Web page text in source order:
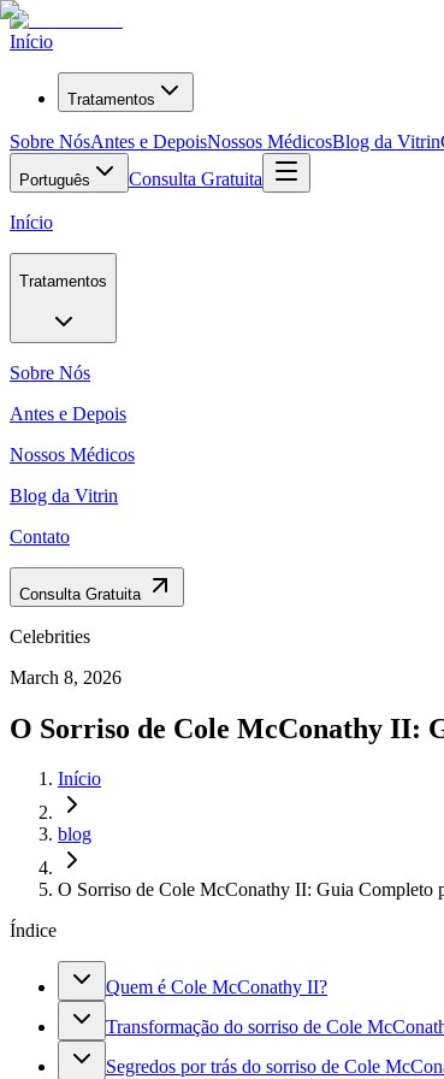
Início
Tratamentos
Sobre NósAntes e DepoisNossos MédicosBlog da Vitrin
Português Consulta Gratuita
Início
Tratamentos
Sobre Nós
Antes e Depois
Nossos Médicos
Blog da Vitrin
Contato
Consulta Gratuita
Celebrities
March 8, 2026
O Sorriso de Cole McConathy II:
Início
blog
O Sorriso de Cole McConathy II: Guia Completo
Índice
Quem é Cole McConathy II?
Transformação do sorriso de Cole
Segredos por trás do sorriso de Cole